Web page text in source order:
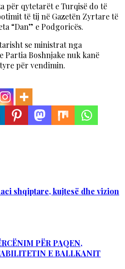
për qytetarët e Turqisë do të
të tij në Gazetën Zyrtare të
“Dan” e Podgoricës.
se ministrat nga
Partia Boshnjake nuk kanë
për vendimin.
shqiptare, kujtesë dhe vizion
PËR PAQEN,
E BALLKANIT